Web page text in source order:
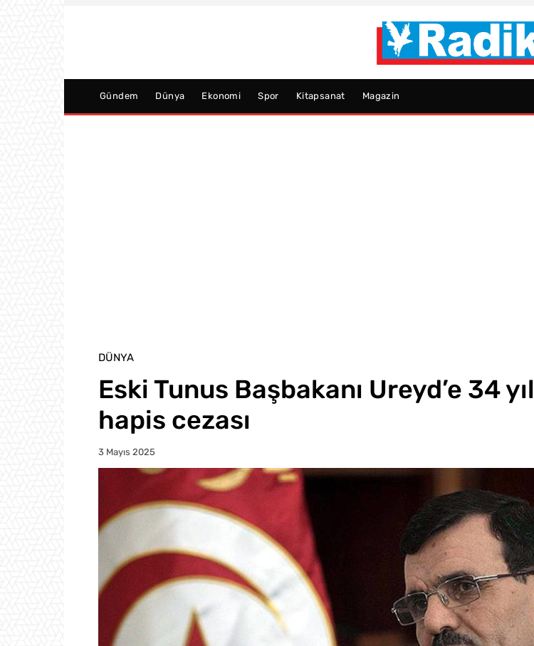
Gündem Dünya Ekonomi Spor Kitapsanat Magazin
DÜNYA
Eski Tunus Başbakanı Ureyd’e 34 yıl
hapis cezası
3 Mayıs 2025